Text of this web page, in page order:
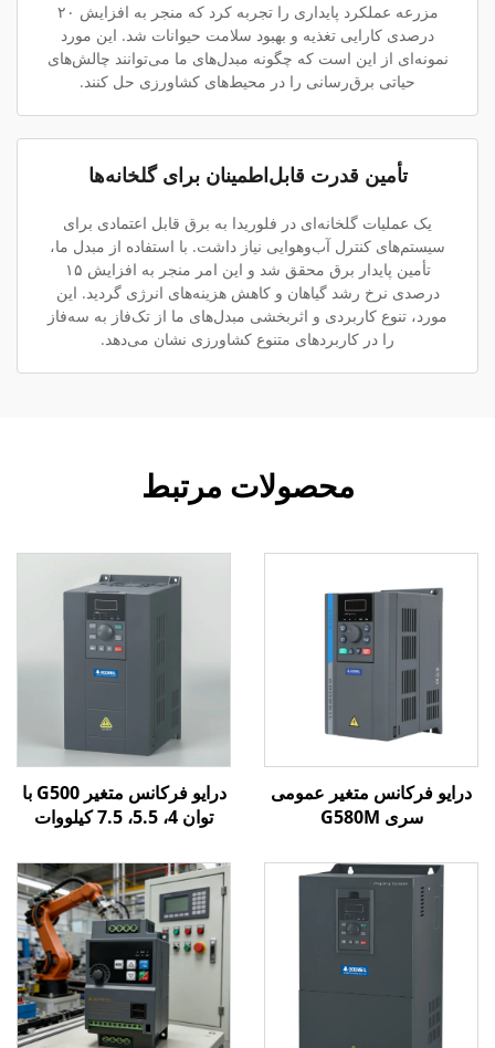
مزرعه عملکرد پایداری را تجربه کرد که منجر به افزایش ۲۰
درصدی کارایی تغذیه و بهبود سلامت حیوانات شد. این مورد
نمونه‌ای از این است که چگونه مبدل‌های ما می‌توانند چالش‌های
حیاتی برق‌رسانی را در محیط‌های کشاورزی حل کنند.
تأمین قدرت قابل‌اطمینان برای گلخانه‌ها
یک عملیات گلخانه‌ای در فلوریدا به برق قابل اعتمادی برای
سیستم‌های کنترل آب‌وهوایی نیاز داشت. با استفاده از مبدل ما،
تأمین پایدار برق محقق شد و این امر منجر به افزایش ۱۵
درصدی نرخ رشد گیاهان و کاهش هزینه‌های انرژی گردید. این
مورد، تنوع کاربردی و اثربخشی مبدل‌های ما از تک‌فاز به سه‌فاز
را در کاربردهای متنوع کشاورزی نشان می‌دهد.
محصولات مرتبط
درایو فرکانس متغیر عمومی
سری G580M
درایو فرکانس متغیر G500 با
توان 4، 5.5، 7.5 کیلووات